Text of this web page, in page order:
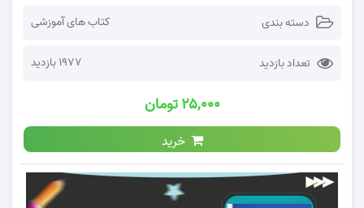
دسته بندی کتاب های آموزشی
تعداد بازدید 1977 بازدید
۲۵,۰۰۰ تومان
خرید